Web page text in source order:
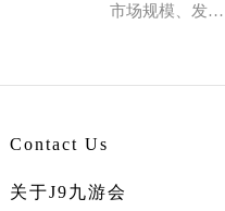
市场规模、发展
分析国内市场的
Contact Us
关于J9九游会